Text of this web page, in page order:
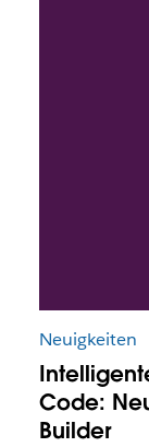
Neuigkeiten
Code:
Builder